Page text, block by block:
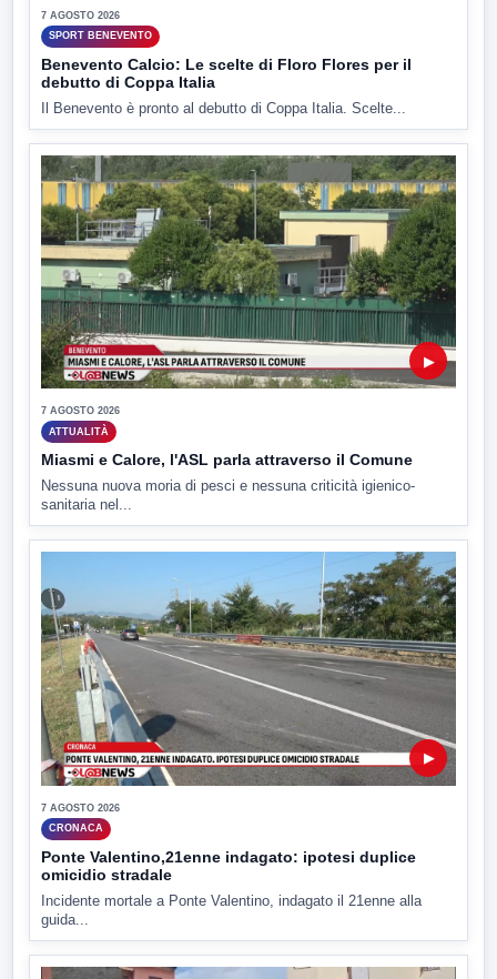
7 AGOSTO 2026
SPORT BENEVENTO
Benevento Calcio: Le scelte di Floro Flores per il
debutto di Coppa Italia
Il Benevento è pronto al debutto di Coppa Italia. Scelte...
▶
7 AGOSTO 2026
ATTUALITÀ
Miasmi e Calore, l'ASL parla attraverso il Comune
Nessuna nuova moria di pesci e nessuna criticità igienico-
sanitaria nel...
▶
7 AGOSTO 2026
CRONACA
Ponte Valentino,21enne indagato: ipotesi duplice
omicidio stradale
Incidente mortale a Ponte Valentino, indagato il 21enne alla
guida...